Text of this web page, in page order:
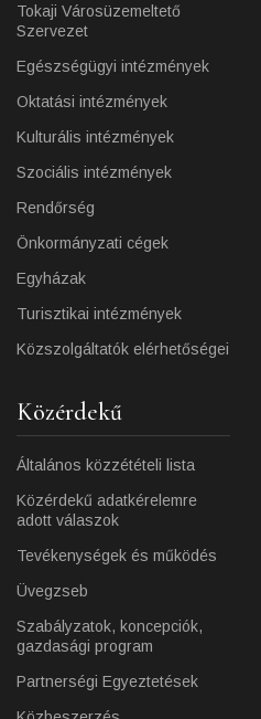
Tokaji Városüzemeltető
Szervezet
Egészségügyi intézmények
Oktatási intézmények
Kulturális intézmények
Szociális intézmények
Rendőrség
Önkormányzati cégek
Egyházak
Turisztikai intézmények
Közszolgáltatók elérhetőségei
Közérdekű
Általános közzétételi lista
Közérdekű adatkérelemre
adott válaszok
Tevékenységek és működés
Üvegzseb
Szabályzatok, koncepciók,
gazdasági program
Partnerségi Egyeztetések